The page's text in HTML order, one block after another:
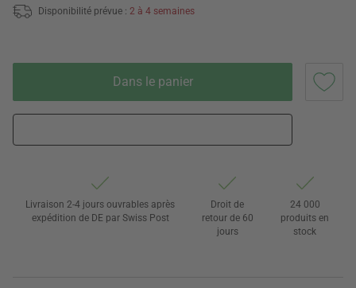
Disponibilité prévue : 2 à 4 semaines
Dans le panier
Livraison 2-4 jours ouvrables après
expédition de DE par Swiss Post
Droit de
retour de 60
jours
24 000
produits en
stock